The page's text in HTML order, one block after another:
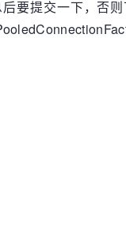
要提交一下，否